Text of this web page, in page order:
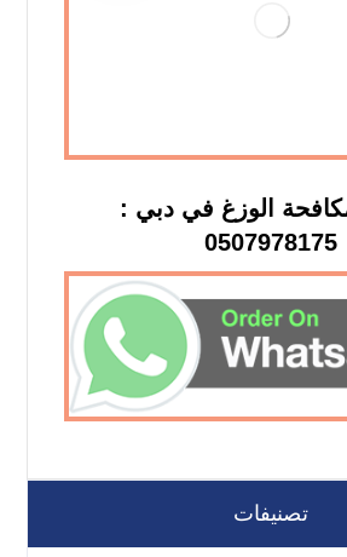
الوزغ في دبي :
0507978175
تصنيفات